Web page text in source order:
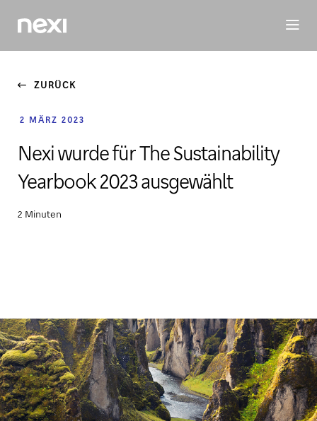
INVESTORSESGPEOPLEMEDIEN
ZURÜCK
2 MÄRZ 2023
Nexi wurde für The Sustainability
Yearbook 2023 ausgewählt
2 Minuten